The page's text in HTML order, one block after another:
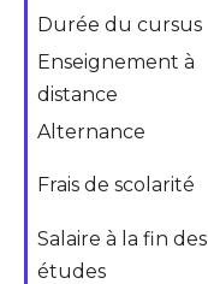
Durée du cursus
Enseignement à
distance
Alternance
Frais de scolarité
Salaire à la fin des
études